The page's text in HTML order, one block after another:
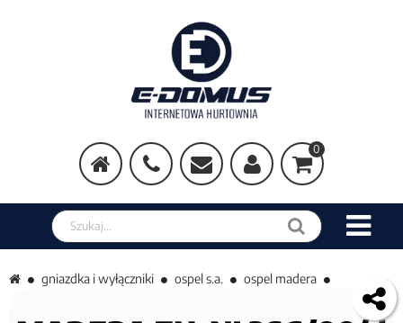
0
Szukaj w sklepie
gniazdka i wyłączniki ospel s.a. ospel madera